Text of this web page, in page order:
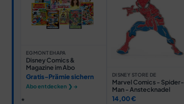
EGMONT EHAPA
Disney Comics &
Magazine im Abo
Gratis-Prämie sichern
Abo entdecken ❯ →
DISNEY STORE DE
Marvel Comics - Spider-
Man - Anstecknadel
14,00 €